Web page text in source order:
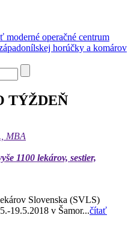
operačné centrum
horúčky a komárov
TÝŽDEŇ
MBA
1100 lekárov, sestier,
Slovenska (SVLS)
19.5.2018 v Šamor...čítať